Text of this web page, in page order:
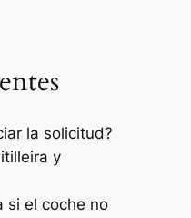
la solicitud?
y
si el coche no